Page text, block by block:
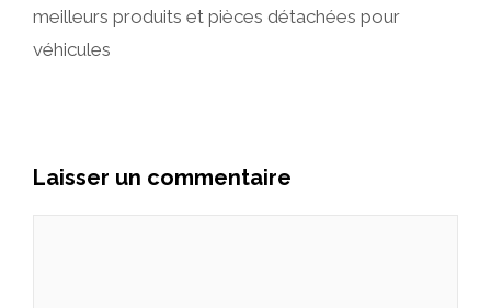
meilleurs produits et pièces détachées pour
véhicules
Laisser un commentaire